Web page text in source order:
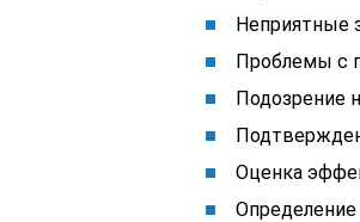
Неприятные
Проблемы с
Подозрение
Оценка